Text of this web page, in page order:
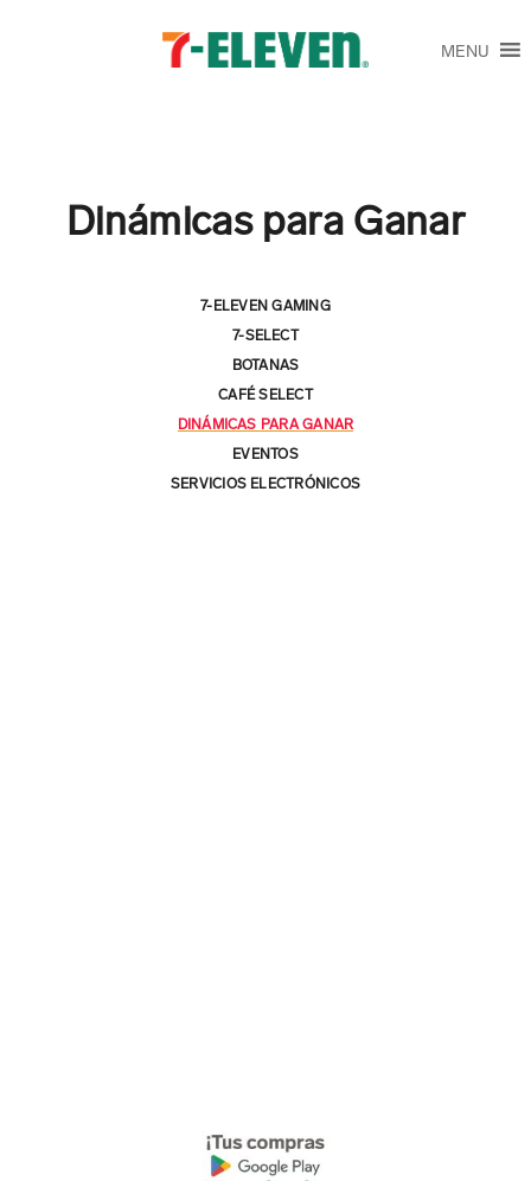
MENU
Dinámicas para Ganar
7-ELEVEN GAMING
7-SELECT
BOTANAS
CAFÉ SELECT
DINÁMICAS PARA GANAR
EVENTOS
SERVICIOS ELECTRÓNICOS